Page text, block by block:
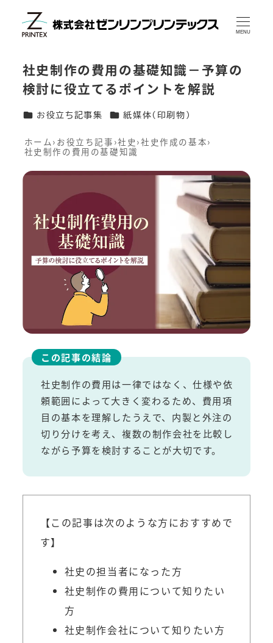
MENU
社史制作の費用の基礎知識－予算の
検討に役立てるポイントを解説
カテゴリー
お役立ち記事集 カテゴリー
紙媒体(印刷物)
ホーム› お役立ち記事 ›社史 ›社史作成の基本›
社史制作の費用の基礎知識
この記事の結論
社史制作の費用は一律ではなく、仕様や依
頼範囲によって大きく変わるため、費用項
目の基本を理解したうえで、内製と外注の
切り分けを考え、複数の制作会社を比較し
ながら予算を検討することが大切です。
【この記事は次のような方におすすめで
す】
社史の担当者になった方
社史制作の費用について知りたい
方
社史制作会社について知りたい方